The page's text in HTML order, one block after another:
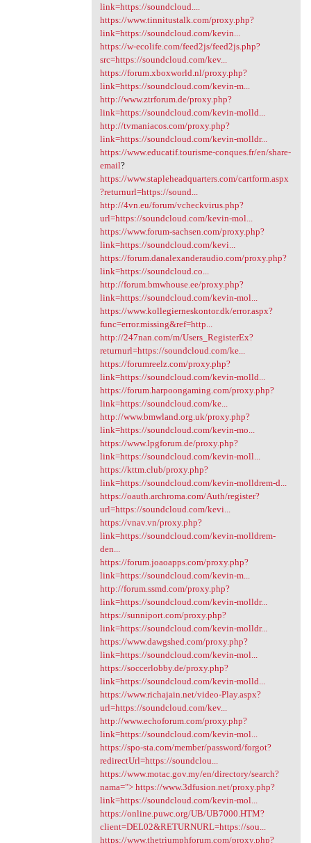
link=https://soundcloud....
https://www.tinnitustalk.com/proxy.php?
link=https://soundcloud.com/kevin...
https://w-ecolife.com/feed2js/feed2js.php?
src=https://soundcloud.com/kev...
https://forum.xboxworld.nl/proxy.php?
link=https://soundcloud.com/kevin-m...
http://www.ztrforum.de/proxy.php?
link=https://soundcloud.com/kevin-molld...
http://tvmaniacos.com/proxy.php?
link=https://soundcloud.com/kevin-molldr...
https://www.educatif.tourisme-conques.fr/en/share-
email?
https://www.stapleheadquarters.com/cartform.aspx
?returnurl=https://sound...
http://4vn.eu/forum/vcheckvirus.php?
url=https://soundcloud.com/kevin-mol...
https://www.forum-sachsen.com/proxy.php?
link=https://soundcloud.com/kevi...
https://forum.danalexanderaudio.com/proxy.php?
link=https://soundcloud.co...
http://forum.bmwhouse.ee/proxy.php?
link=https://soundcloud.com/kevin-mol...
https://www.kollegierneskontor.dk/error.aspx?
func=error.missing&ref=http...
http://247nan.com/m/Users_RegisterEx?
returnurl=https://soundcloud.com/ke...
https://forumreelz.com/proxy.php?
link=https://soundcloud.com/kevin-molld...
https://forum.harpoongaming.com/proxy.php?
link=https://soundcloud.com/ke...
http://www.bmwland.org.uk/proxy.php?
link=https://soundcloud.com/kevin-mo...
https://www.lpgforum.de/proxy.php?
link=https://soundcloud.com/kevin-moll...
https://kttm.club/proxy.php?
link=https://soundcloud.com/kevin-molldrem-d...
https://oauth.archroma.com/Auth/register?
url=https://soundcloud.com/kevi...
https://vnav.vn/proxy.php?
link=https://soundcloud.com/kevin-molldrem-
den...
https://forum.joaoapps.com/proxy.php?
link=https://soundcloud.com/kevin-m...
http://forum.ssmd.com/proxy.php?
link=https://soundcloud.com/kevin-molldr...
https://sunniport.com/proxy.php?
link=https://soundcloud.com/kevin-molldr...
https://www.dawgshed.com/proxy.php?
link=https://soundcloud.com/kevin-mol...
https://soccerlobby.de/proxy.php?
link=https://soundcloud.com/kevin-molld...
https://www.richajain.net/video-Play.aspx?
url=https://soundcloud.com/kev...
http://www.echoforum.com/proxy.php?
link=https://soundcloud.com/kevin-mol...
https://spo-sta.com/member/password/forgot?
redirectUrl=https://soundclou...
https://www.motac.gov.my/en/directory/search?
nama="> https://www.3dfusion.net/proxy.php?
link=https://soundcloud.com/kevin-mol...
https://online.puwc.org/UB/UB7000.HTM?
client=DEL02&RETURNURL=https://sou...
https://www.thetriumphforum.com/proxy.php?